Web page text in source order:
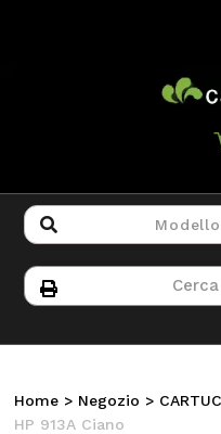
Home > Negozio >
HP 913A Ciano